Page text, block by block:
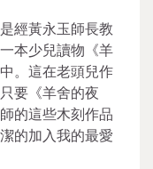
經黃永玉師長教
本少兒讀物《羊
。這在老頭兒作
要《羊舍的夜
的這些木刻作品
的加入我的最愛